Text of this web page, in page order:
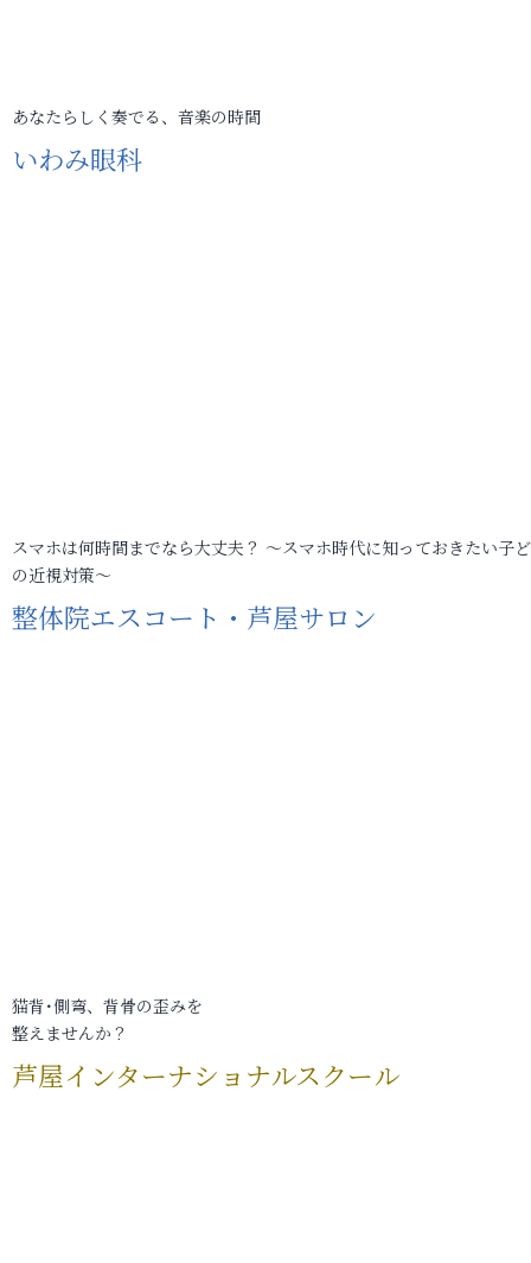
あなたらしく奏でる、音楽の時間
いわみ眼科
スマホは何時間までなら大丈夫？ ～スマホ時代に知っておきたい子
の近視対策～
整体院エスコート・芦屋サロン
猫背･側弯、背骨の歪みを
整えませんか？
芦屋インターナショナルスクール